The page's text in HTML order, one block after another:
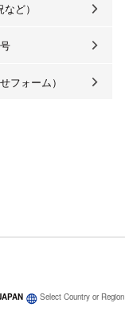
ど）
フォーム）
Select Country or Region